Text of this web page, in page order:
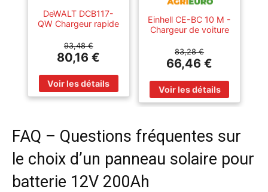
DeWALT DCB117-
QW Chargeur rapide
XR 18 V et XR
FLEXVOLT 54 V
93,48 €
80,16 €
Einhell CE-BC 10 M -
Chargeur de voiture
batteries de voiture
et moto jusqu'à
200A
83,28 €
66,46 €
FAQ – Questions fréquentes sur
le choix d’un panneau solaire pour
batterie 12V 200Ah